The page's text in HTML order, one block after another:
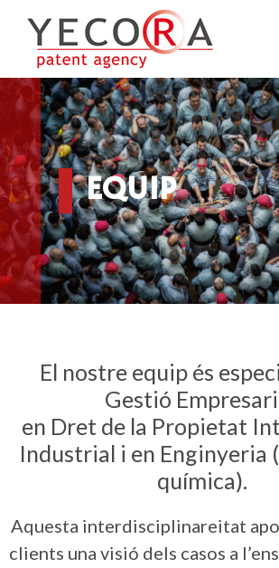
contingut
EQUIP
El nostre equip és
Gestió
en Dret de la Propietat
Industrial i en Enginyeria
química).
Aquesta interdisciplinareitat
clients una visió dels casos a